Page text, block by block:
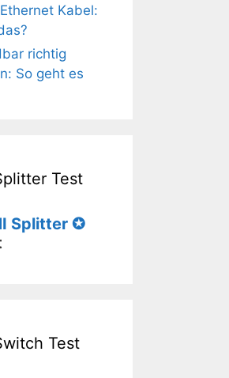
Kabel:
richtig
So geht es
Test
Splitter ✪
Test